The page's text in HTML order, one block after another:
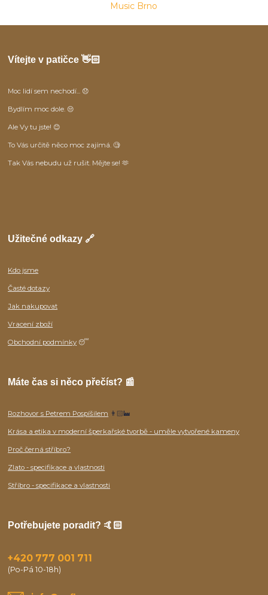
Music Brno
Vítejte v patičce 👋🏻
Moc lidí sem nechodí... 😞
Bydlím moc dole. 😒
Ale Vy tu jste! 😊
To Vás určitě něco moc zajímá. 🧐
Tak Vás nebudu už rušit. Mějte se! 🫶
Užitečné odkazy 🔗
Kdo jsme
Časté dotazy
Jak nakupovat
Vracení zboží
Obchodní podmínky 😴
Máte čas si něco přečíst? 📰
Rozhovor s Petrem Pospíšilem 👨🏻‍🏭
Krása a etika v moderní šperkařské tvorbě - uměle vytvořené kameny
Proč černá stříbro?
Zlato - specifikace a vlastnosti
Stříbro - specifikace a vlastnosti
Potřebujete poradit? 🤙🏻
+420 777 001 711
(Po-Pá 10-18h)